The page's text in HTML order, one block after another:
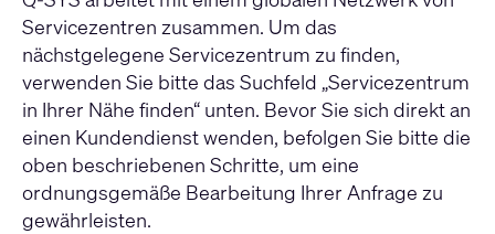
Servicezentren zusammen. Um das
nächstgelegene Servicezentrum zu finden,
verwenden Sie bitte das Suchfeld „Servicezentrum
in Ihrer Nähe finden“ unten. Bevor Sie sich direkt an
einen Kundendienst wenden, befolgen Sie bitte die
oben beschriebenen Schritte, um eine
ordnungsgemäße Bearbeitung Ihrer Anfrage zu
gewährleisten.